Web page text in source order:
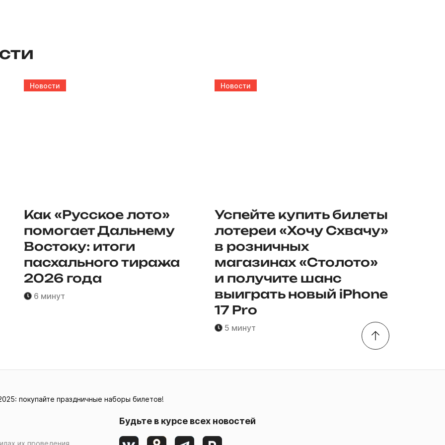
Новости
Как «Русское лото»
помогает Дальнему
Востоку: итоги
пасхального тиража
2026 года
6 минут
Новости
Успейте купить билеты
лотереи «Хочу Схвачу»
в розничных
магазинах «Столото»
и получите шанс
выиграть новый iPhone
17 Pro
5 минут
покупайте праздничные наборы билетов!
их проведения,
Будьте в курсе всех новостей